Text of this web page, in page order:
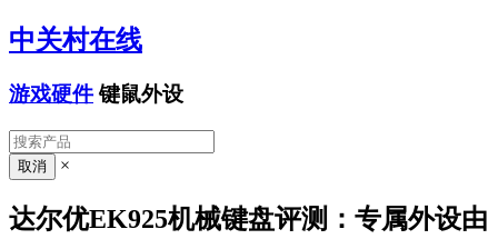
中关村在线
游戏硬件 键鼠外设
×
达尔优EK925机械键盘评测：专属外设由